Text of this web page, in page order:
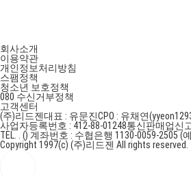
회사소개
이용약관
개인정보처리방침
스팸정책
청소년 보호정책
080 수신거부정책
고객센터
(주)리드젠대표 : 유문진CPO : 유채연
사업자등록번호 : 412-88-01248통신판매업신
TEL. . () 계좌번호 : 수협은행 1130-0059-2505 (
Copyright 1997(c) (주)리드젠 All rights reserved.